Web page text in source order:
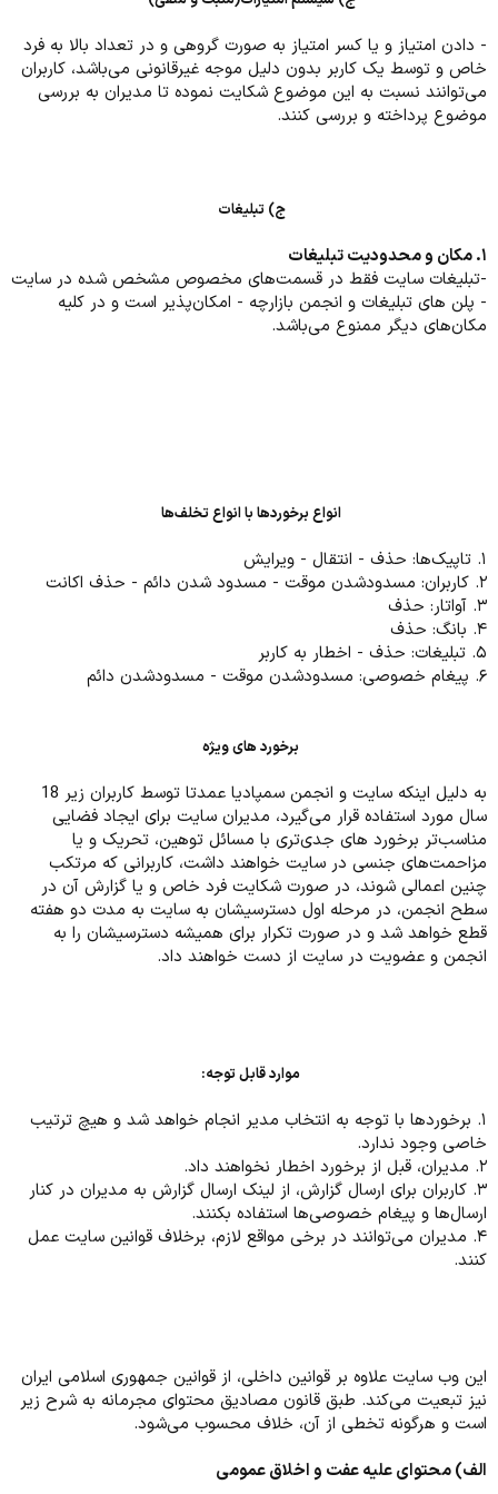
- دادن امتیاز و یا کسر امتیاز به صورت گروهی و در تعداد بالا به فرد
خاص و توسط یک کاربر بدون دلیل موجه غیرقانونی می‌باشد، کاربران
می‌توانند نسبت به این موضوع شکایت نموده تا مدیران به بررسی
موضوع پرداخته و بررسی کنند.
ج) تبلیغات
۱. مکان‌ و محدودیت تبلیغات
-تبلیغات سایت فقط در قسمت‌های مخصوص مشخص شده در سایت
- پلن های تبلیغات و انجمن بازارچه - امکان‌پذیر است و در کلیه
مکان‌های دیگر ممنوع می‌باشد.
انواع برخورد‌ها با انواع تخلف‌ها
۱. تاپیک‌ها: حذف - انتقال - ویرایش
۲. کاربران: مسدودشدن موقت - مسدود شدن دائم - حذف اکانت
۳. آواتار: حذف
۴. بانگ: حذف
۵. تبلیغات: حذف - اخطار به کاربر
۶. پیغام خصوصی: مسدودشدن موقت - مسدودشدن دائم
برخورد های ویژه
به دلیل اینکه سایت و انجمن سمپادیا عمدتا توسط کاربران زیر 18
سال مورد استفاده قرار می‌گیرد، مدیران سایت برای ایجاد فضایی
مناسب‌تر برخورد های جدی‌تری با مسائل توهین، تحریک و یا
مزاحمت‌های جنسی در سایت خواهند داشت، کاربرانی که مرتکب
چنین اعمالی شوند، در صورت شکایت فرد خاص و یا گزارش آن در
سطح انجمن، در مرحله اول دسترسیشان به سایت به مدت دو هفته
قطع خواهد شد و در صورت تکرار برای همیشه دسترسیشان را به
انجمن و عضویت در سایت از دست خواهند داد.
موارد قابل توجه:
۱. برخورد‌ها با توجه به انتخاب مدیر انجام خواهد شد و هیچ ترتیب
خاصی وجود ندارد.
۲. مدیران، قبل از برخورد اخطار نخواهند داد.
۳. کاربران برای ارسال گزارش، از لینک ارسال گزارش به مدیران در کنار
ارسال‌ها و پیغام خصوصی‌ها استفاده بکنند.
۴. مدیران می‌توانند در برخی مواقع لازم، برخلاف قوانین سایت عمل
کنند.
این وب سایت علاوه بر قوانین داخلی، از قوانین جمهوری اسلامی ایران
نیز تبعیت می‌کند. طبق قانون مصادیق محتوای مجرمانه به شرح زیر
است و هرگونه تخطی از آن، خلاف محسوب می‌شود.
الف) محتوای علیه عفت و اخلاق عمومی